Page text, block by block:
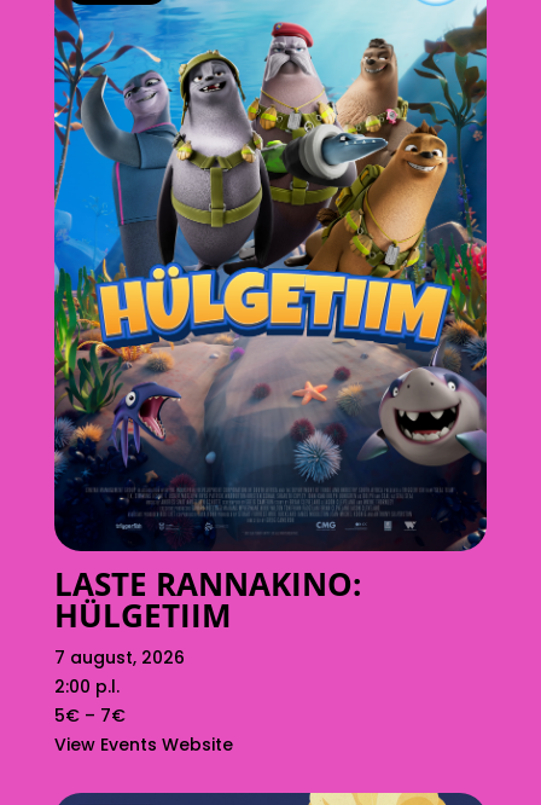
LASTE RANNAKINO:
HÜLGETIIM
7 august, 2026
2:00 p.l.
5€ – 7€
View Events Website